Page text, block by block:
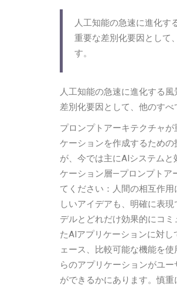
人工知能の急速に進化す
重要な差別化要因として
す。
人工知能の急速に進化する
差別化要因として、他のす
プロンプトアーキテクチャ
ケーションを作成するため
が、今では主にAIシステム
ケーション層—プロンプトア
てください：人間の相互作
しいアイデアも、明確に表
デルとどれだけ効果的にコ
たAIアプリケーションに対
ェース、比較可能な機能を
らのアプリケーションがユ
ができるかにあります。慎